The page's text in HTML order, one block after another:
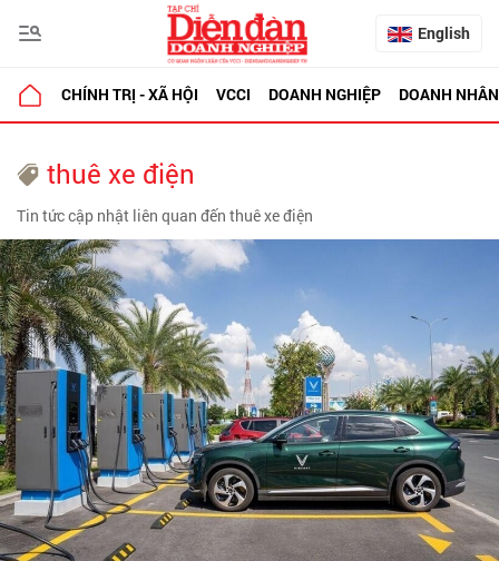
English
CHÍNH TRỊ - XÃ HỘI VCCI DOANH NGHIỆP DOANH NHÂN
thuê xe điện
Tin tức cập nhật liên quan đến thuê xe điện